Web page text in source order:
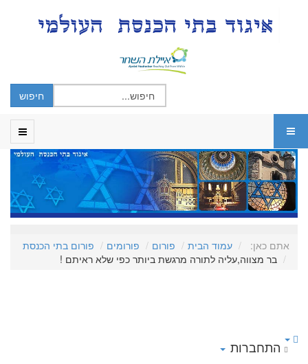
אתם כאן: עמוד הבית פורום פורומים
פורום בתי הכנסת
בר מצווה,עליה לתורה מרגשת ביותר כפי שלא ראיתם !
התחברות